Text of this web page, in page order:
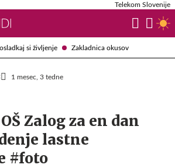
si življenje Zakladnica okusov
Telekom Slovenije
1 mesec, 3 tedne
Zalog za en dan
lastne
#foto